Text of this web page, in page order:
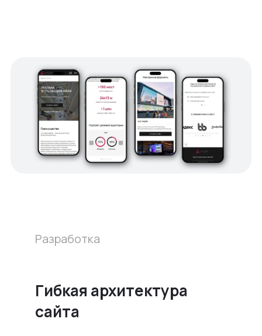
Разработка
Гибкая архитектура
сайта